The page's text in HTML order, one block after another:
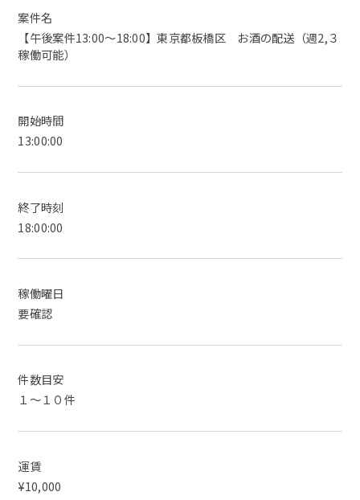
案件名
【午後案件13:00～18:00】東京都板橋区 お酒の配送（週2,３
稼働可能）
開始時間
13:00:00
終了時刻
18:00:00
稼働曜日
要確認
件数目安
１～１０件
運賃
¥10,000